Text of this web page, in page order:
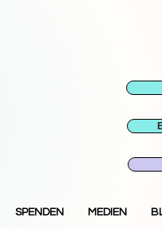
SPENDEN MEDIEN